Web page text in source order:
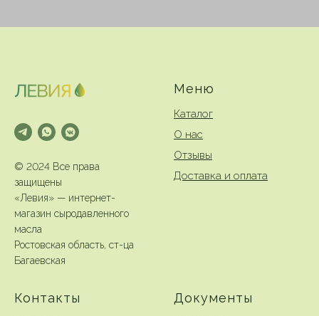
© 2024 Все права
защищены
«Левия» — интернет-
магазин сыродавленного
масла
Ростовская область, ст-ца
Багаевская
Меню
Каталог
О нас
Отзывы
Доставка и оплата
Контакты Документы